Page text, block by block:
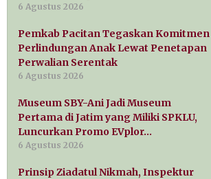
6 Agustus 2026
Pemkab Pacitan Tegaskan Komitmen
Perlindungan Anak Lewat Penetapan
Perwalian Serentak
6 Agustus 2026
Museum SBY-Ani Jadi Museum
Pertama di Jatim yang Miliki SPKLU,
Luncurkan Promo EVplor…
6 Agustus 2026
Prinsip Ziadatul Nikmah, Inspektur